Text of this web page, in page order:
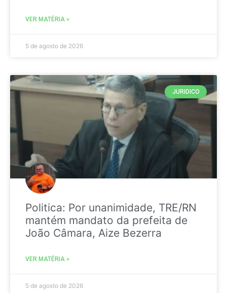
VER MATÉRIA »
5 de agosto de 2026
JURIDICO
Politica: Por unanimidade, TRE/RN
mantém mandato da prefeita de
João Câmara, Aize Bezerra
VER MATÉRIA »
5 de agosto de 2026